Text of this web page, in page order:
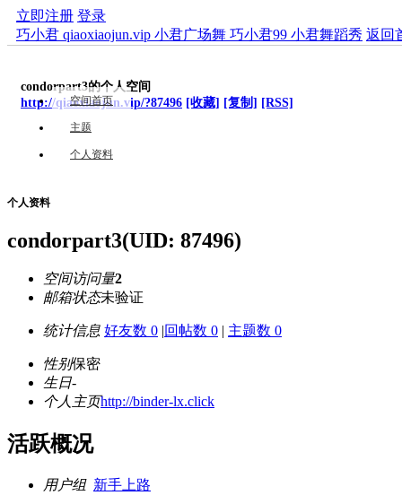
立即注册 登录
巧小君 qiaoxiaojun.vip 小君广场舞 巧小君99 小君舞蹈秀 返回
condorpart3的个人空间
http://qiaoxiaojun.vip/?87496 [收藏] [复制] [RSS]
空间首页
主题
个人资料
个人资料
condorpart3(UID: 87496)
空间访问量2
邮箱状态未验证
统计信息 好友数 0 |回帖数 0 | 主题数 0
性别保密
生日-
个人主页http://binder-lx.click
活跃概况
用户组 新手上路